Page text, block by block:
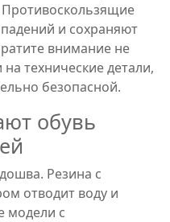
Противоскользящие
и сохраняют
внимание не
технические детали,
безопасной.
обувь
Резина с
отводит воду и
модели с